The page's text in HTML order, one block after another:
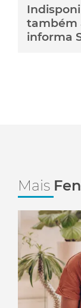
também
informa
Mais